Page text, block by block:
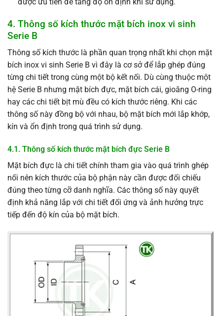
4. Thông số kích thước mặt bích inox vi sinh
Serie B
Thông số kích thước là phần quan trọng nhất khi chọn mặt
bích inox vi sinh Serie B vì đây là cơ sở để lắp ghép đúng
từng chi tiết trong cùng một bộ kết nối. Dù cùng thuộc một
hệ Serie B nhưng mặt bích đực, mặt bích cái, gioăng O-ring
hay các chi tiết bịt mù đều có kích thước riêng. Khi các
thông số này đồng bộ với nhau, bộ mặt bích mới lắp khớp,
kín và ổn định trong quá trình sử dụng.
4.1. Thông số kích thước mặt bích đực Serie B
Mặt bích đực là chi tiết chính tham gia vào quá trình ghép
nối nên kích thước của bộ phận này cần được đối chiếu
đúng theo từng cỡ danh nghĩa. Các thông số này quyết
định khả năng lắp với chi tiết đối ứng và ảnh hưởng trực
tiếp đến độ kín của bộ mặt bích.